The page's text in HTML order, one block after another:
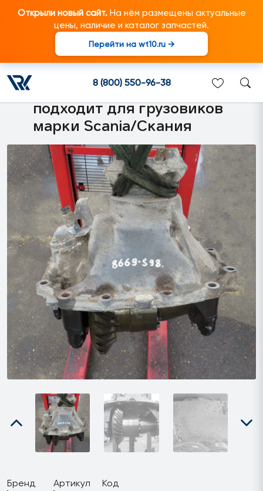
Открыли новый сайт.На нём размещены актуальные
цены, наличие и каталог запчастей.
Перейти на wt10.ru →
8 (800) 550-96-38
1531352 Редуктор заднего
моста (главная передача)
RP835 gr 4.27:1/4.72:1
подходит для грузовиков
марки Scania/Скания
Бренд
Артикул
Код